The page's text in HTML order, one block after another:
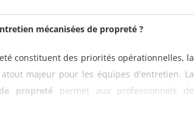
mécanisées de propreté ?
constituent des priorités opérationnelles, la
majeur pour les équipes d'entretien. La
propreté permet aux professionnels de